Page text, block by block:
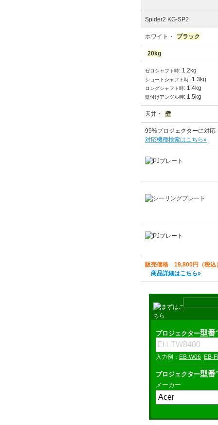
Spider2 KG-SP2
ホワイト・ ブラック
20kg
ゼロシャフト時: 1.2kg
ショートシャフト時: 1.3kg
ロングシャフト時: 1.4kg
壁付けアングル時: 1.5kg
天井・ 壁
99%プロジェクターに対応
対応機種検索はこちら»
販売価格 19,800円（税込
商品詳細はこちら»
プロジェクター型番
EB-W06 EB-
プロジェクター型番
メーカー